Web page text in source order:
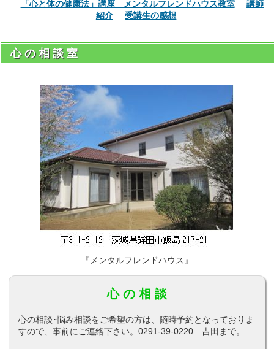
「心と体の健康法」講座 メンタルフレンドハウス教室
講師
紹介
受講生の感想
心 の 相 談 室
『メンタルフレンドハウス』
心 の 相 談
心の相談･悩み相談をご希望の方は、随時予約となっておりま
すので、事前にご連絡下さい。0291-39-0220 吉田まで。